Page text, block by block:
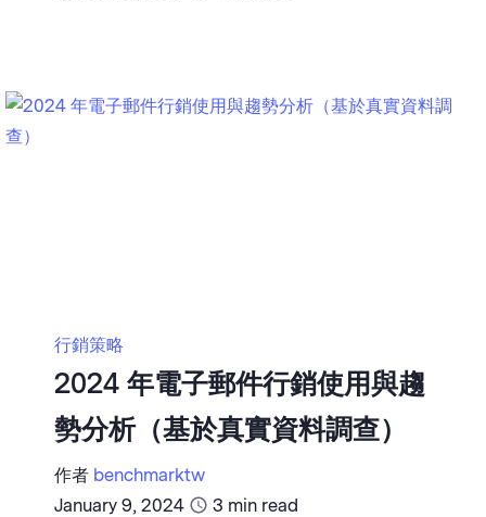
行銷策略
2024 年電子郵件行銷使用與趨
勢分析（基於真實資料調查）
作者 benchmarktw
January 9, 2024
3 min read